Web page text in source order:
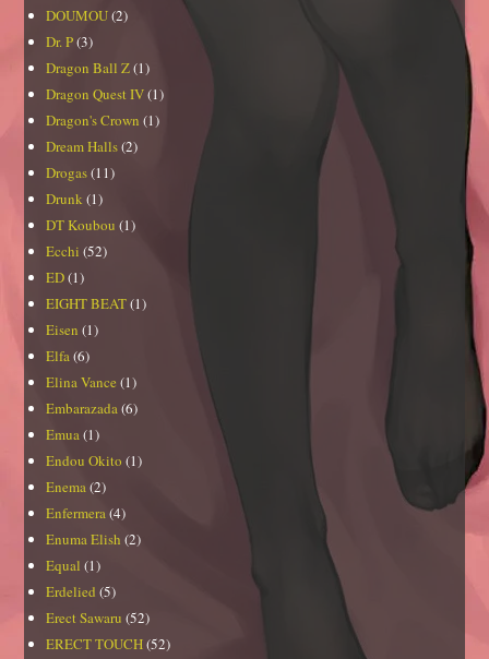
DOUMOU(2)
Dr. P(3)
Dragon Ball Z(1)
Dragon Quest IV(1)
Dragon's Crown (1)
Dream Halls(2)
Drogas(11)
Drunk (1)
DT Koubou (1)
Ecchi (52)
ED(1)
EIGHT BEAT(1)
Eisen (1)
Elfa(6)
Elina Vance (1)
Embarazada(6)
Emua(1)
Endou Okito (1)
Enema(2)
Enfermera(4)
Enuma Elish (2)
Equal (1)
Erdelied (5)
Erect Sawaru (52)
ERECT TOUCH(52)